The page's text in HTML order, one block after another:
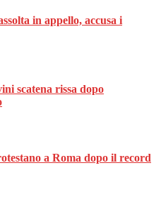
in appello, accusa i
scatena rissa dopo
a Roma dopo il record